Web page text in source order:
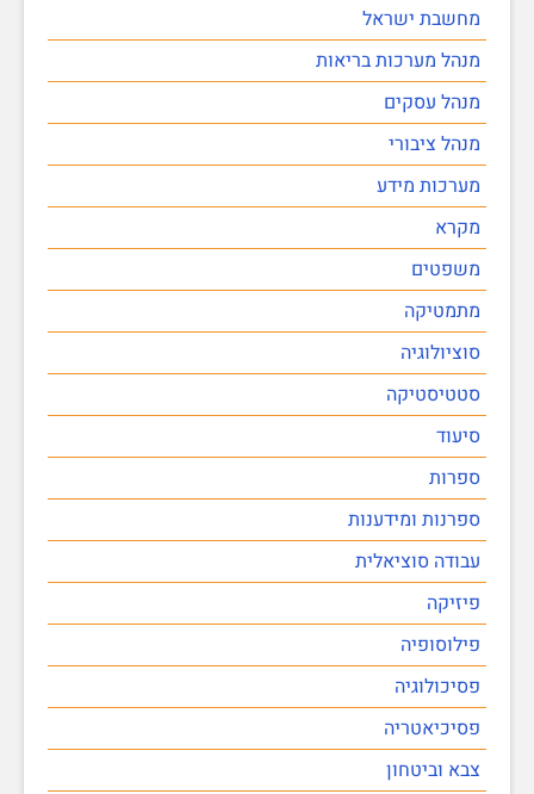
מחשבת ישראל
מנהל מערכות בריאות
מנהל עסקים
מנהל ציבורי
מערכות מידע
מקרא
משפטים
מתמטיקה
סוציולוגיה
סטטיסטיקה
סיעוד
ספרות
ספרנות ומידענות
עבודה סוציאלית
פיזיקה
פילוסופיה
פסיכולוגיה
פסיכיאטריה
צבא וביטחון